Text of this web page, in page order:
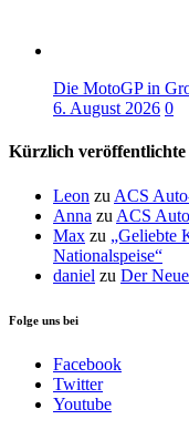
Die MotoGP in
6. August 2026 0
Kürzlich
Leon zu ACS
Anna zu ACS
Max zu „Geliebte
Nationalspeise“
daniel zu Der
Folge uns bei
Facebook
Twitter
Youtube